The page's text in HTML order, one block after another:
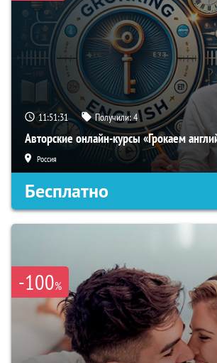
11:51:31 Получили:4
Авторские онлайн-курсы «Грокаем
Россия
Бесплатно
-100%